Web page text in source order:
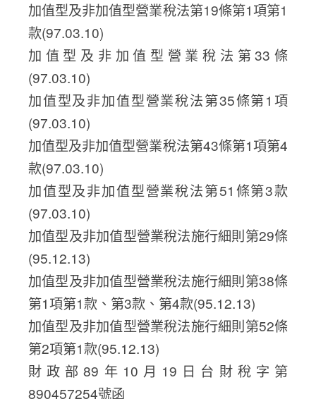
加值型及非加值型營業稅法第19條第1項第1
款(97.03.10)
加值型及非加值型營業稅法第33條
(97.03.10)
加值型及非加值型營業稅法第35條第1項
(97.03.10)
加值型及非加值型營業稅法第43條第1項第4
款(97.03.10)
加值型及非加值型營業稅法第51條第3款
(97.03.10)
加值型及非加值型營業稅法施行細則第29條
(95.12.13)
加值型及非加值型營業稅法施行細則第38條
第1項第1款、第3款、第4款(95.12.13)
加值型及非加值型營業稅法施行細則第52條
第2項第1款(95.12.13)
財政部89年10月19日台財稅字第
890457254號函